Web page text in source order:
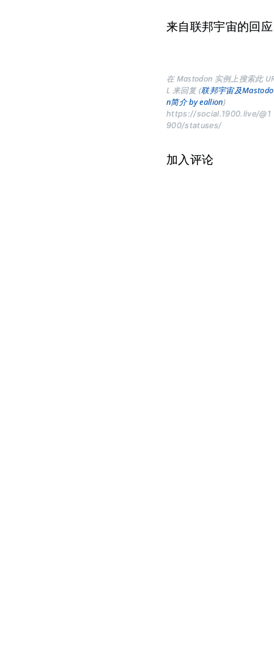
来自联邦宇宙的回应
在 Mastodon 实例上搜索此
L 来回复 (联邦宇宙及Mastodo
n简介 by eallion)
https://social.1900.live/@1
900/statuses/
加入评论